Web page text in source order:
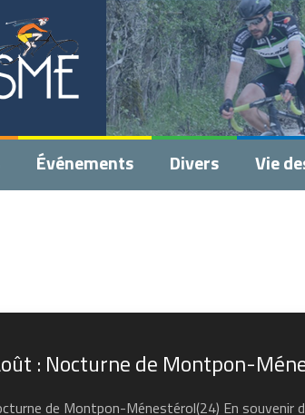
Événements Divers Vie
: Nocturne de Montpon-
de Montpon-Ménestérol(24) En souvenir